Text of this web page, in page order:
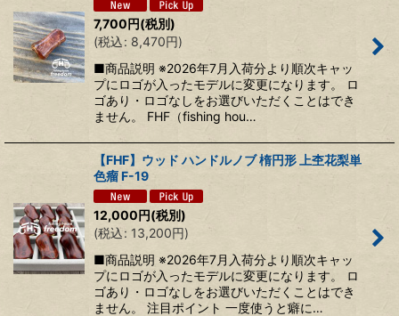
7,700円(税別)
(税込: 8,470円)
■商品説明 ※2026年7月入荷分より順次キャッ
プにロゴが入ったモデルに変更になります。 ロ
ゴあり・ロゴなしをお選びいただくことはでき
ません。 FHF（fishing hou…
【FHF】ウッド ハンドルノブ 楕円形 上杢花梨単
色瘤 F-19
12,000円(税別)
(税込: 13,200円)
■商品説明 ※2026年7月入荷分より順次キャッ
プにロゴが入ったモデルに変更になります。 ロ
ゴあり・ロゴなしをお選びいただくことはでき
ません。 注目ポイント 一度使うと癖に…